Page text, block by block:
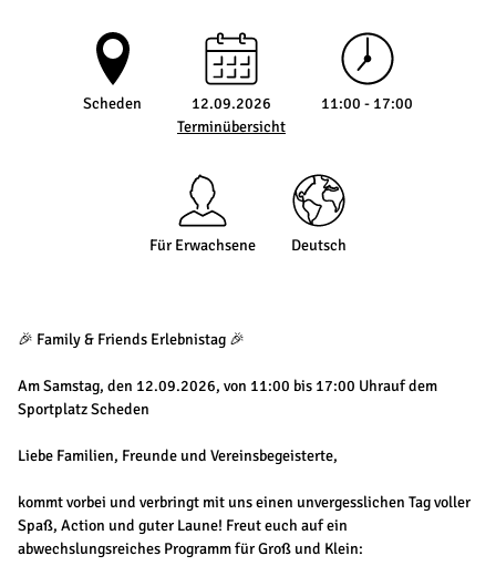
Scheden
12.09.2026
Terminübersicht
11:00 - 17:00
Für Erwachsene Deutsch
🎉 Family & Friends Erlebnistag 🎉
Am Samstag, den 12.09.2026, von 11:00 bis 17:00 Uhrauf dem
Sportplatz Scheden
Liebe Familien, Freunde und Vereinsbegeisterte,
kommt vorbei und verbringt mit uns einen unvergesslichen Tag voller
Spaß, Action und guter Laune! Freut euch auf ein
abwechslungsreiches Programm für Groß und Klein: